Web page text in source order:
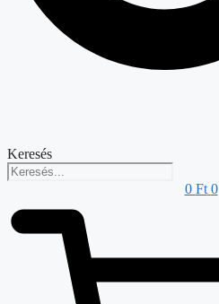
Keresés
0 Ft 0